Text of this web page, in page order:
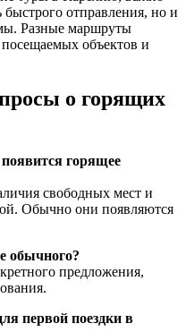
отправления, но и
Разные маршруты
объектов и
о горящих
горящее
свободных мест и
Обычно они появляются
обычного?
предложения,
первой поездки в